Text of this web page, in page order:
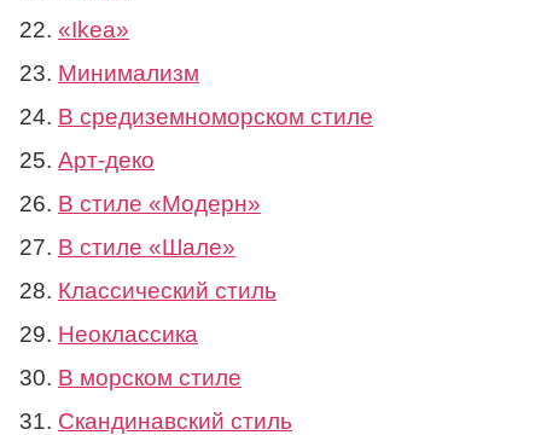
«Ikea»
Минимализм
В средиземноморском стиле
Арт-деко
В стиле «Модерн»
В стиле «Шале»
Классический стиль
Неоклассика
В морском стиле
Скандинавский стиль